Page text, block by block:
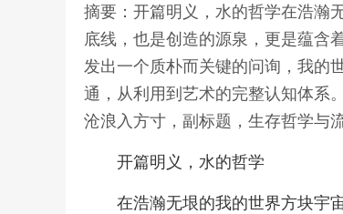
摘要：开篇明义，水的哲学在浩瀚
底线，也是创造的源泉，更是蕴含
发出一个质朴而关键的问询，我的
通，从利用到艺术的完整认知体系
沧浪入方寸，副标题，生存哲学与
开篇明义，水的哲学
在浩瀚无垠的我的世界方块宇